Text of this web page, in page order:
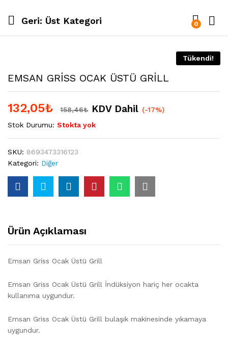
Geri: Üst Kategori 0
Tükendi!
EMSAN GRİSS OCAK ÜSTÜ GRİLL
132,05₺ 158,46₺ KDV Dahil (-17%)
Stok Durumu: Stokta yok
SKU: 8693473316123
Kategori: Diğer
Ürün Açıklaması
Emsan Griss Ocak Üstü Grill
Emsan Griss Ocak Üstü Grill İndüksiyon hariç her ocakta
kullanıma uygundur.
Emsan Griss Ocak Üstü Grill bulaşık makinesinde yıkamaya
uygundur.